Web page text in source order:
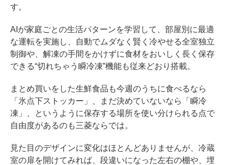
す。
AIが家庭ごとの生活パターンを学習して、部屋別に最適
な運転を実施し、自動でムダなく賢く冷やせる全室独立
制御や、解凍の手間をかけずに食材をおいしく長く保存
できる“切れちゃう瞬冷凍”機能も従来どおり搭載。
まとめ買いをした生鮮食品も今週のうちに食べるなら
「氷点下ストッカー」、まだ決めていないなら「瞬冷
凍」、というように保存する場所を使い分けられる点で
自由度があるのも三菱ならでは。
見た目のデザインに変化はほとんどありませんが、冷蔵
室の扉を開けてみれば、段違いになった左右の棚や、埋